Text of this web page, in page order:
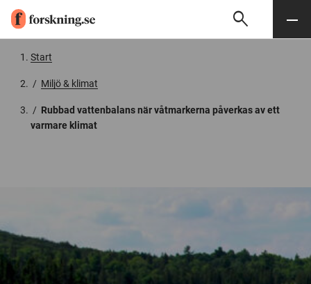
Söksearch Meny
Start
/ Miljö & klimat
/ Rubbad vattenbalans när våtmarkerna påverkas av ett
varmare klimat